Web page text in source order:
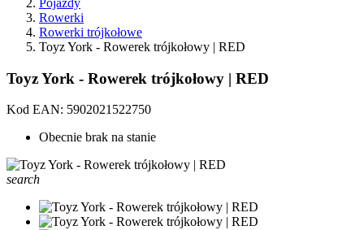
Pojazdy
Rowerki
Rowerki trójkołowe
Toyz York - Rowerek trójkołowy | RED
Toyz York - Rowerek trójkołowy | RED
Kod EAN: 5902021522750
Obecnie brak na stanie
search